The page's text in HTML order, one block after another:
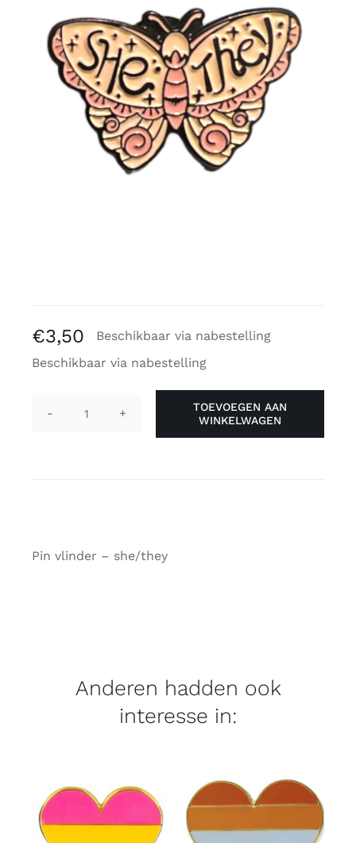
Gratis binders
Reviews
€3,50
Beschikbaar via nabestelling
Beschikbaar via nabestelling
Pin
TOEVOEGEN AAN
WINKELWAGEN
Pin vlinder – she/they
Anderen hadden ook
interesse in: